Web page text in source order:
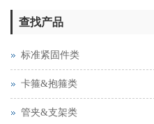
查找产品
标准紧固件类
卡箍&抱箍类
管夹&支架类